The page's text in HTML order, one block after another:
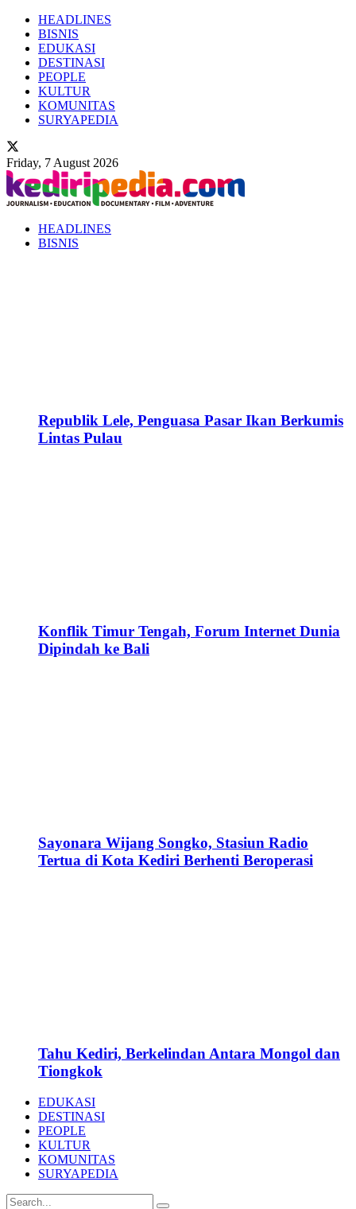
HEADLINES
BISNIS
EDUKASI
DESTINASI
PEOPLE
KULTUR
KOMUNITAS
SURYAPEDIA
Friday, 7 August 2026
HEADLINES
BISNIS
Republik Lele, Penguasa Pasar Ikan Berkumis
Lintas Pulau
Konflik Timur Tengah, Forum Internet Dunia
Dipindah ke Bali
Sayonara Wijang Songko, Stasiun Radio
Tertua di Kota Kediri Berhenti Beroperasi
Tahu Kediri, Berkelindan Antara Mongol dan
Tiongkok
EDUKASI
DESTINASI
PEOPLE
KULTUR
KOMUNITAS
SURYAPEDIA